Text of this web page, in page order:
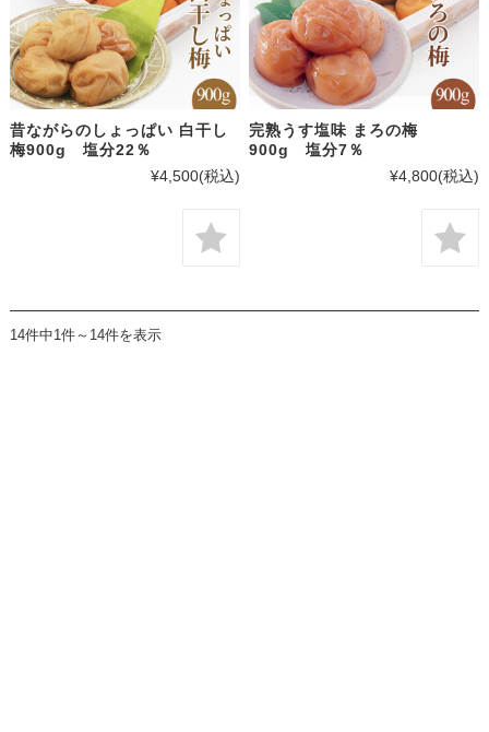
昔ながらのしょっぱい 白干し
梅900g 塩分22％
¥4,500(税込)
完熟うす塩味 まろの梅
900g 塩分7％
¥4,800(税込)
14件中1件～14件を表示